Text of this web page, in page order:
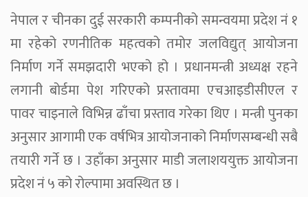
नेपाल र चीनका दुई सरकारी कम्पनीको समन्वयमा प्रदेश नं १
मा रहेको रणनीतिक महत्वको तमोर जलविद्युत् आयोजना
निर्माण गर्ने समझदारी भएको हो । प्रधानमन्त्री अध्यक्ष रहने
लगानी बोर्डमा पेश गरिएको प्रस्तावमा एचआइडीसीएल र
पावर चाइनाले विभिन्न ढाँचा प्रस्ताव गरेका थिए । मन्त्री पुनका
अनुसार आगामी एक वर्षभित्र आयोजनाको निर्माणसम्बन्धी सबै
तयारी गर्ने छ । उहाँका अनुसार माडी जलाशययुक्त आयोजना
प्रदेश नं ५ को रोल्पामा अवस्थित छ ।